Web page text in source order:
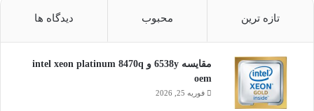
تازه ترین محبوب دیدگاه ها
مقایسه 6538y و intel xeon platinum 8470q
oem
فوریه 25, 2026